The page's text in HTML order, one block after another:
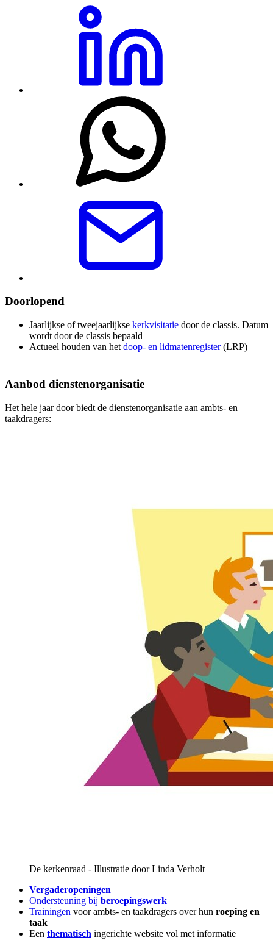
Doorlopend
Jaarlijkse of tweejaarlijkse kerkvisitatie door de classis. Datum
wordt door de classis bepaald
Actueel houden van het doop- en lidmatenregister(LRP)
Aanbod dienstenorganisatie
Het hele jaar door biedt de dienstenorganisatie aan ambts- en
taakdragers:
De kerkenraad - Illustratie door Linda Verholt
Vergaderopeningen
Ondersteuning bij beroepingswerk
Trainingen voor ambts- en taakdragers over hun roeping en
taak
Een thematisch ingerichte website vol met informatie